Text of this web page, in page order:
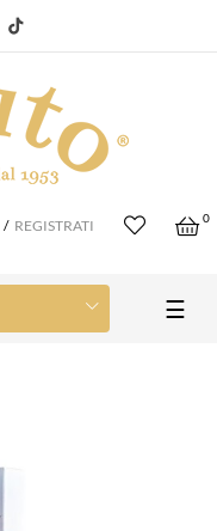
/ REGISTRATI 0
☰